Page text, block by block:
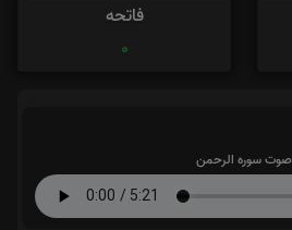
فاتحه
0
صوت سوره الرحمن